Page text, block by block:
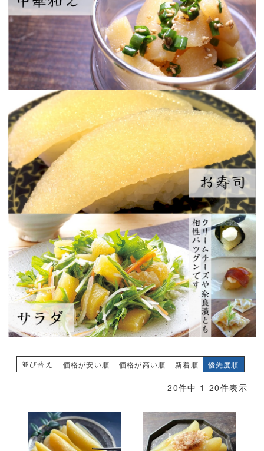
並び替え 価格が安い順 価格が高い順 新着順 優先度順
20件中 1 -20件表示